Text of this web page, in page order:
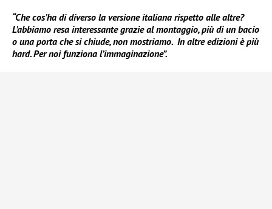
“Che cos’ha di diverso la versione italiana rispetto alle altre?
L’abbiamo resa interessante grazie al montaggio, più di un bacio
o una porta che si chiude, non mostriamo. In altre edizioni è più
hard. Per noi funziona l’immaginazione”.